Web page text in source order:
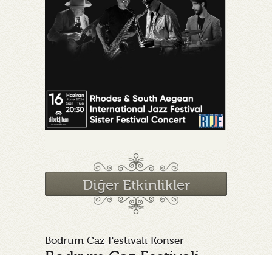
Diğer Etkinlikler
Bodrum Caz Festivali Konser